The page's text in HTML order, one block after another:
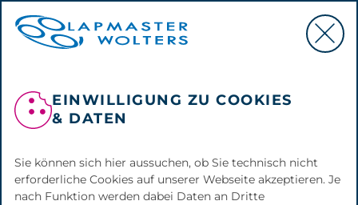
SÄGEN, LÄPPEN,
FEINSCHLEIFEN
EINWILLIGUNG ZU COOKIES
& DATEN
Sie können sich hier aussuchen, ob Sie technisch nicht
erforderliche Cookies auf unserer Webseite akzeptieren. Je
nach Funktion werden dabei Daten an Dritte